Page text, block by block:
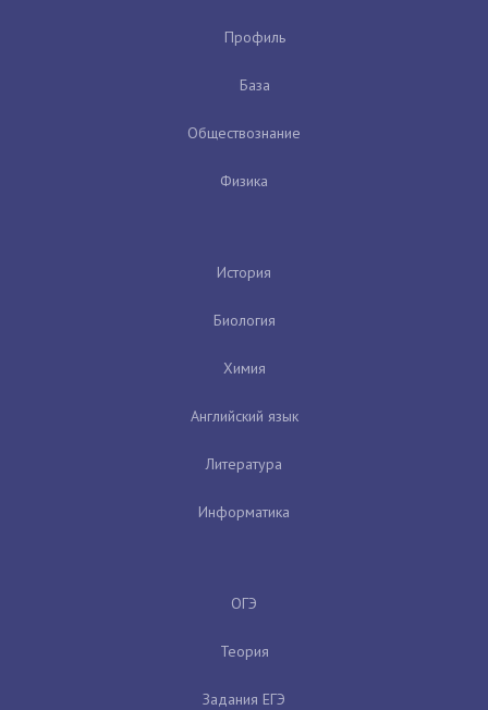
Профиль
База
Обществознание
Физика
История
Биология
Химия
Английский язык
Литература
Информатика
ОГЭ
Теория
Задания ЕГЭ